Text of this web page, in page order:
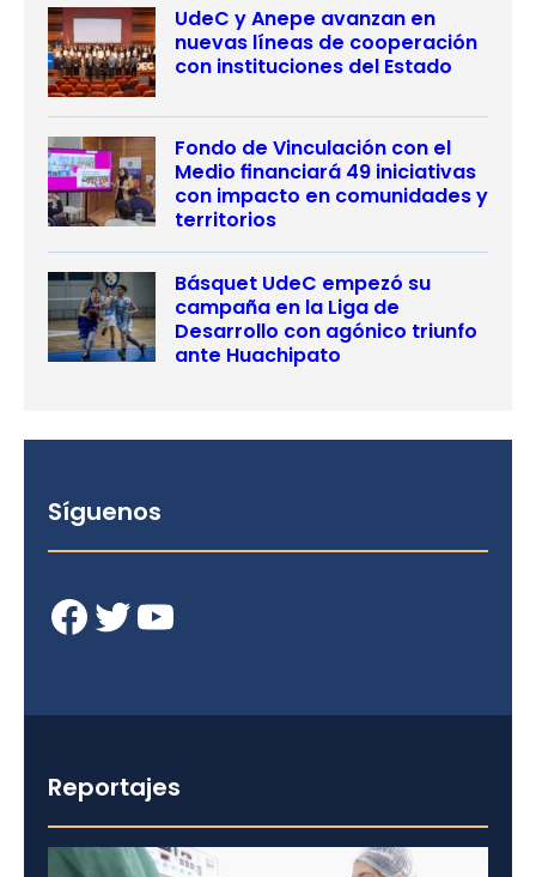
UdeC y Anepe avanzan en
nuevas líneas de cooperación
con instituciones del Estado
Fondo de Vinculación con el
Medio financiará 49 iniciativas
con impacto en comunidades y
territorios
Básquet UdeC empezó su
campaña en la Liga de
Desarrollo con agónico triunfo
ante Huachipato
Síguenos
Facebook Twitter YouTube
Reportajes